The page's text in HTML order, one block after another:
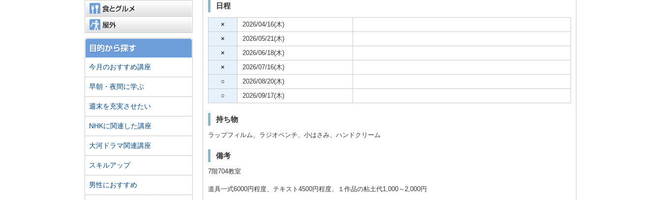
日程
× 2026/04/16(木)
× 2026/05/21(木)
× 2026/06/18(木)
× 2026/07/16(木)
○ 2026/08/20(木)
○ 2026/09/17(木)
持ち物
ラップフィルム、ラジオペンチ、小はさみ、ハンドクリーム
備考
7階704教室
道具一式6000円程度、テキスト4500円程度、１作品の粘土代1,000～2,000円
食とグルメ
今月のおすすめ講座
早朝・夜間に学ぶ
週末を充実させたい
NHKに関連した講座
大河ドラマ関連講座
スキルアップ
男性におすすめ